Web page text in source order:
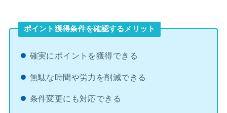
ポイント獲得条件を確認するメリット
確実にポイントを獲得できる
無駄な時間や労力を削減できる
条件変更にも対応できる